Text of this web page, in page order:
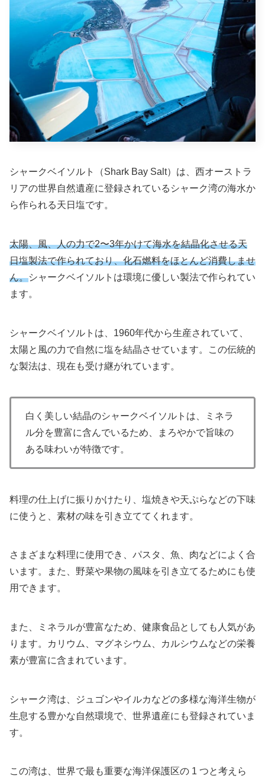
シャークベイソルト（Shark Bay Salt）は、西オーストラ
リアの世界自然遺産に登録されているシャーク湾の海水か
ら作られる天日塩です。
太陽、風、人の力で2〜3年かけて海水を結晶化させる天
日塩製法で作られており、化石燃料をほとんど消費しませ
ん。シャークベイソルトは環境に優しい製法で作られてい
ます。
シャークベイソルトは、1960年代から生産されていて、
太陽と風の力で自然に塩を結晶させています。この伝統的
な製法は、現在も受け継がれています。
白く美しい結晶のシャークベイソルトは、ミネラ
ル分を豊富に含んでいるため、まろやかで旨味の
ある味わいが特徴です。
料理の仕上げに振りかけたり、塩焼きや天ぷらなどの下味
に使うと、素材の味を引き立ててくれます。
さまざまな料理に使用でき、パスタ、魚、肉などによく合
います。また、野菜や果物の風味を引き立てるためにも使
用できます。
また、ミネラルが豊富なため、健康食品としても人気があ
ります。カリウム、マグネシウム、カルシウムなどの栄養
素が豊富に含まれています。
シャーク湾は、ジュゴンやイルカなどの多様な海洋生物が
生息する豊かな自然環境で、世界遺産にも登録されていま
す。
この湾は、世界で最も重要な海洋保護区の 1 つと考えら